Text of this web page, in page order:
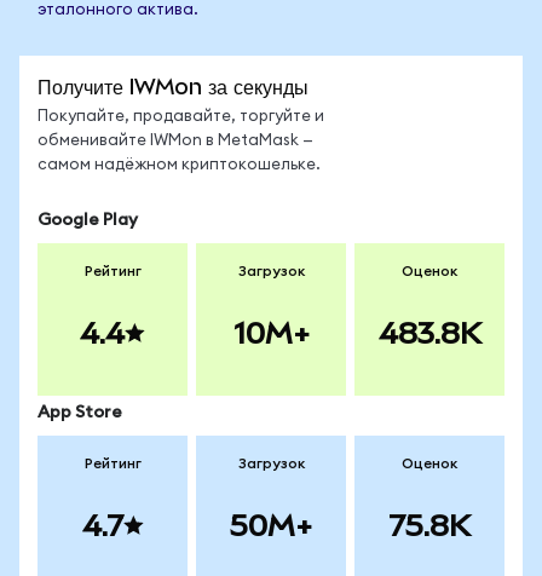
эталонного актива.
Получите IWMon за секунды
Покупайте, продавайте, торгуйте и
обменивайте IWMon в MetaMask —
самом надёжном криптокошельке.
Google Play
Рейтинг
4.4
Загрузок
10M+
Оценок
483.8K
App Store
Рейтинг
4.7
Загрузок
50M+
Оценок
75.8K